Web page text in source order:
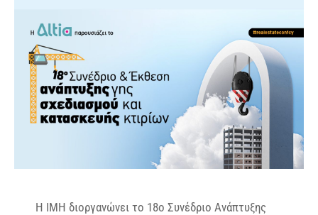
Η IMH διοργανώνει το 18ο Συνέδριο Ανάπτυξης